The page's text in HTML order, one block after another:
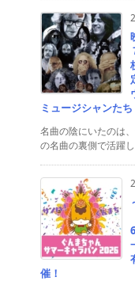
ミュージシャンたち
名曲の陰にいたのは
の名曲の裏側で活躍
催！